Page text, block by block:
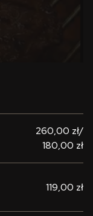
260,00 zł/
180,00 zł
119,00 zł